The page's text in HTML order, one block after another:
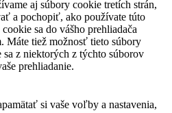
aj súbory cookie tretích strán,
a pochopiť, ako používate túto
sa do vášho prehliadača
Máte tiež možnosť tieto súbory
z niektorých z týchto súborov
prehliadanie.
si vaše voľby a nastavenia,